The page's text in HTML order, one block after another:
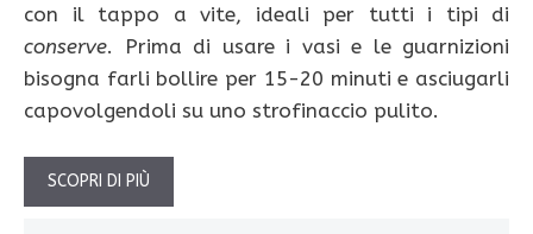
con il tappo a vite, ideali per tutti i tipi di
conserve. Prima di usare i vasi e le guarnizioni
bisogna farli bollire per 15-20 minuti e asciugarli
capovolgendoli su uno strofinaccio pulito.
SCOPRI DI PIÙ